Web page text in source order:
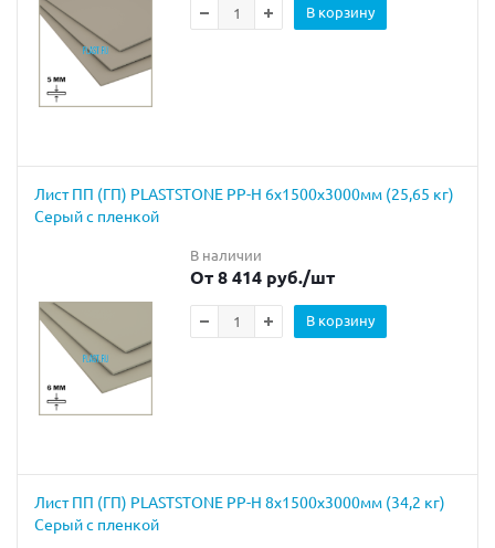
В корзину
Лист ПП (ГП) PLASTSTONE PP-H 6х1500х3000мм (25,65 кг)
Серый с пленкой
В наличии
От 8 414 руб./шт
В корзину
Лист ПП (ГП) PLASTSTONE PP-H 8х1500х3000мм (34,2 кг)
Серый с пленкой